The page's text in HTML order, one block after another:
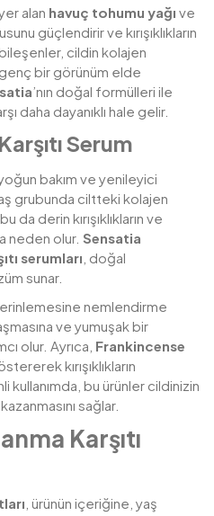
alan havuç tohumu yağı ve
güçlendirir ve kırışıklıkların
cildin kolajen
bir görünüm elde
’nın doğal formülleri ile
daha dayanıklı hale gelir.
Serum
bakım ve yenileyici
grubunda ciltteki kolajen
da derin kırışıklıkların ve
neden olur. Sensatia
serumları , doğal
sunar.
nemlendirme
ve yumuşak bir
olur. Ayrıca, Frankincense
kırışıklıkların
kullanımda, bu ürünler cildinizin
sağlar.
Karşıtı
, ürünün içeriğine, yaş